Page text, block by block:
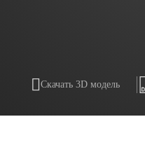
Скачать 3D модель